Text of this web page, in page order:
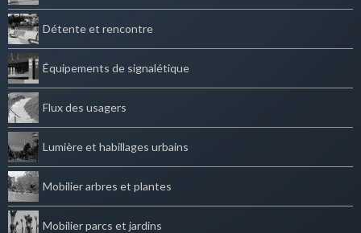
Détente et rencontre
Équipements de signalétique
Flux des usagers
Lumière et habillages urbains
Mobilier arbres et plantes
Mobilier parcs et jardins